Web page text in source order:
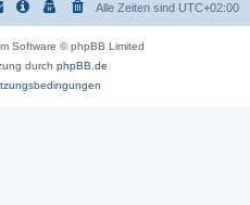
Alle Zeiten sind UTC+02:00
Software © phpBB Limited
durch phpBB.de